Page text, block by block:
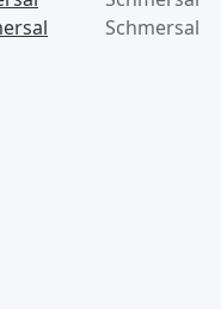
Schmersal